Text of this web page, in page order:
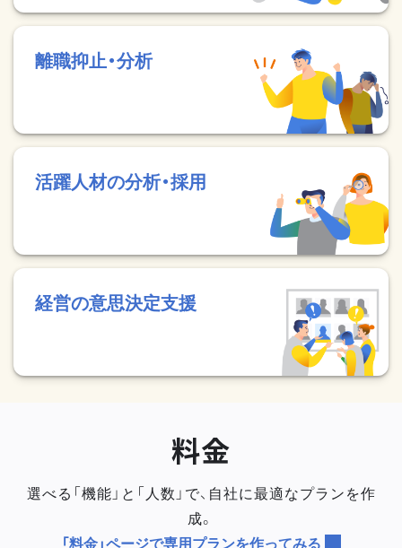
離職抑止・分析
活躍人材の分析・採用
経営の意思決定支援
料金
選べる「機能」と「人数」で、自社に最適なプランを作
成。
「料金」ページで専用プランを作ってみる